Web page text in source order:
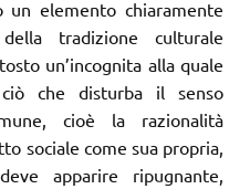
un elemento chiaramente
tradizione culturale
un’incognita alla quale
che disturba il senso
cioè la razionalità
sociale come sua propria,
apparire ripugnante,